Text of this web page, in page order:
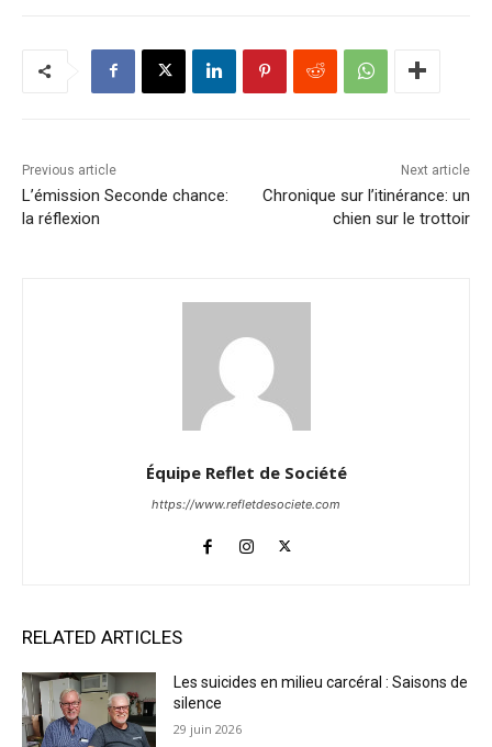
Previous article
L’émission Seconde chance:
la réflexion
Next article
Chronique sur l’itinérance: un
chien sur le trottoir
Équipe Reflet de Société
https://www.refletdesociete.com
RELATED ARTICLES
Les suicides en milieu carcéral : Saisons de
silence
29 juin 2026